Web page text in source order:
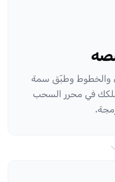
والخطوط وطبّق سمة
في محرر السحب